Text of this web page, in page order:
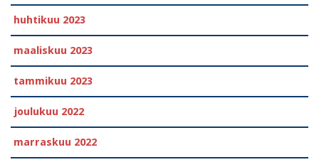
huhtikuu 2023
maaliskuu 2023
tammikuu 2023
joulukuu 2022
marraskuu 2022